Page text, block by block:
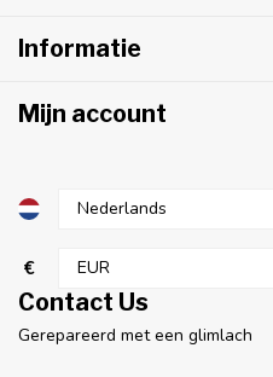
Informatie
Mijn account
€
Contact Us
Gerepareerd met een glimlach